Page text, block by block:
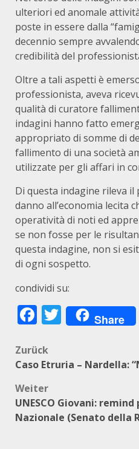
ulteriori ed anomale
poste in essere dalla
decennio sempre
credibilità del
Oltre a tali aspetti è
professionista, aveva
qualità di curatore
indagini hanno fatto
appropriato di somme di
fallimento di una società
utilizzate per gli affari in
Di questa indagine rileva il
danno all’economia lecita
operatività di noti ed
se non fosse per le
questa indagine, non si
di ogni sospetto.
condividi su:
Facebook
Twitter
Share
Zurück
Caso Etruria – Nardella:
Weiter
UNESCO Giovani:
Nazionale (Senato della